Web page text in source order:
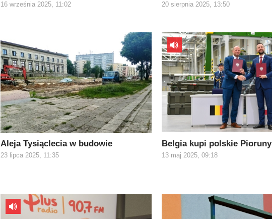
16 września 2025, 11:02 20 sierpnia 2025, 13:50
Aleja Tysiąclecia w budowie
23 lipca 2025, 11:35
Belgia kupi polskie Pioruny
13 maj 2025, 09:18